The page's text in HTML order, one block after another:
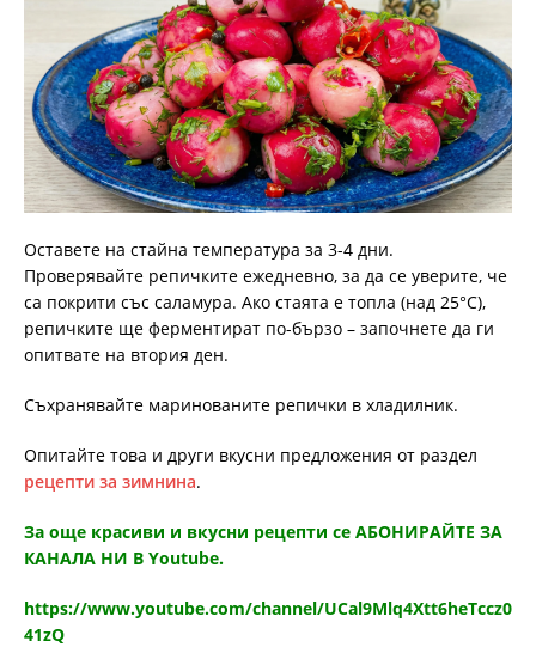
Оставете на стайна температура за 3-4 дни.
Проверявайте репичките ежедневно, за да се уверите, че
са покрити със саламура. Ако стаята е топла (над 25°C),
репичките ще ферментират по-бързо – започнете да ги
опитвате на втория ден.
Съхранявайте маринованите репички в хладилник.
Опитайте това и други вкусни предложения от раздел
рецепти за зимнина.
За още красиви и вкусни рецепти се АБОНИРАЙТЕ ЗА
КАНАЛА НИ В Youtube.
https://www.youtube.com/channel/UCal9Mlq4Xtt6heTccz0
41zQ